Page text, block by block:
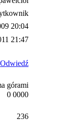
20:04
21:47
Odwiedź
górami
0 0000
236